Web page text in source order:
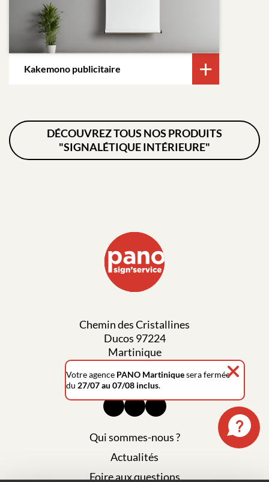
Kakemono publicitaire
DÉCOUVREZ TOUS NOS PRODUITS
"SIGNALÉTIQUE INTÉRIEURE"
Chemin des Cristallines
Ducos 97224
Martinique
0596 42 53 60
Qui sommes-nous ?
Actualités
Foire aux questions
Votre agence PANO Martiniquesera fermée
du 27/07 au 07/08 inclus.